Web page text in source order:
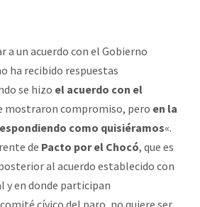
a un acuerdo con el Gobierno
ha recibido respuestas
se hizo el acuerdo con el
mostraron compromiso, pero en la
como quisiéramos«.
de Pacto por el Chocó, que es
al acuerdo establecido con
y en donde participan
cívico del paro, no quiere ser